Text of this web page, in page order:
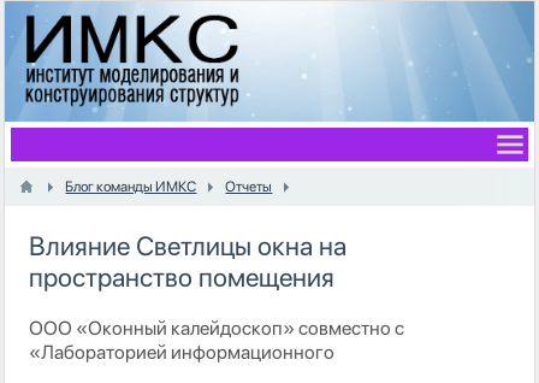
Блог команды ИМКС Отчеты
Влияние Светлицы окна на
пространство помещения
ООО «Оконный калейдоскоп» совместно с
«Лабораторией информационного